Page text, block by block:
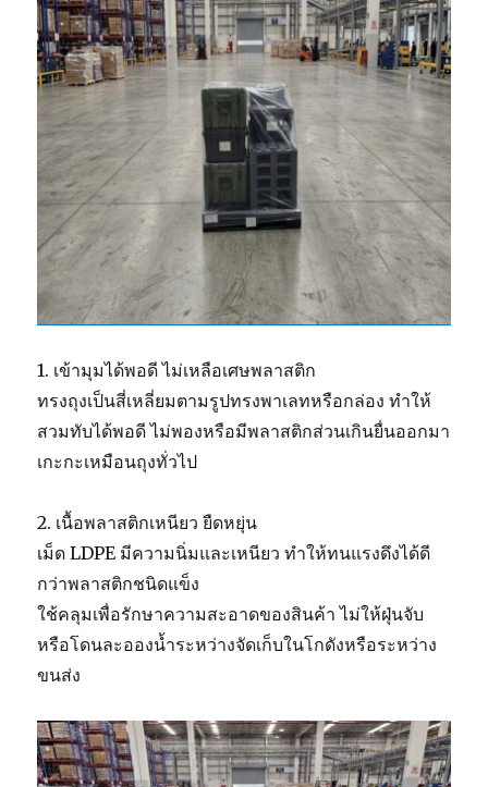
1. เข้ามุมได้พอดี ไม่เหลือเศษพลาสติก
ทรงถุงเป็นสี่เหลี่ยมตามรูปทรงพาเลทหรือกล่อง ทำให้
สวมทับได้พอดี ไม่พองหรือมีพลาสติกส่วนเกินยื่นออกมา
เกะกะเหมือนถุงทั่วไป
2. เนื้อพลาสติกเหนียว ยืดหยุ่น
เม็ด LDPE มีความนิ่มและเหนียว ทำให้ทนแรงดึงได้ดี
กว่าพลาสติกชนิดแข็ง
ใช้คลุมเพื่อรักษาความสะอาดของสินค้า ไม่ให้ฝุ่นจับ
หรือโดนละอองน้ำระหว่างจัดเก็บในโกดังหรือระหว่าง
ขนส่ง